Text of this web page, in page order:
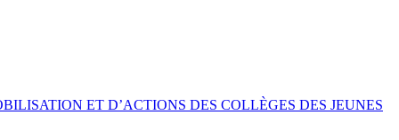
ET D’ACTIONS DES COLLÈGES DES JEUNES